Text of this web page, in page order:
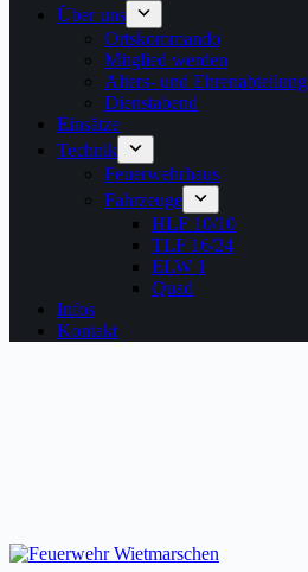
Über uns
Ortskommando
Mitglied werden
Alters- und Ehrenabteilung
Dienstabend
Einsätze
Technik
Feuerwehrhaus
Fahrzeuge
HLF 10/10
TLF 16/24
ELW 1
Quad
Infos
Kontakt